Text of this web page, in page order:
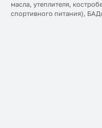
масла, утеплителя,
спортивного питания),